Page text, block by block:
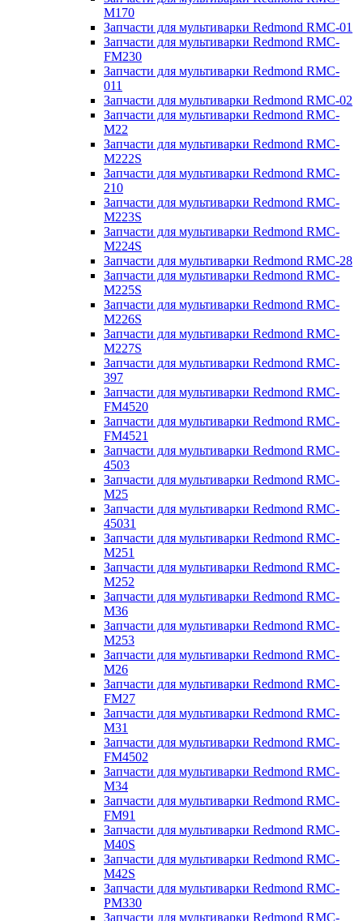
M170
Запчасти для мультиварки Redmond RMC-01
Запчасти для мультиварки Redmond RMC-
FM230
Запчасти для мультиварки Redmond RMC-
011
Запчасти для мультиварки Redmond RMC-02
Запчасти для мультиварки Redmond RMC-
M22
Запчасти для мультиварки Redmond RMC-
M222S
Запчасти для мультиварки Redmond RMC-
210
Запчасти для мультиварки Redmond RMC-
M223S
Запчасти для мультиварки Redmond RMC-
M224S
Запчасти для мультиварки Redmond RMC-28
Запчасти для мультиварки Redmond RMC-
M225S
Запчасти для мультиварки Redmond RMC-
M226S
Запчасти для мультиварки Redmond RMC-
M227S
Запчасти для мультиварки Redmond RMC-
397
Запчасти для мультиварки Redmond RMC-
FM4520
Запчасти для мультиварки Redmond RMC-
FM4521
Запчасти для мультиварки Redmond RMC-
4503
Запчасти для мультиварки Redmond RMC-
M25
Запчасти для мультиварки Redmond RMC-
45031
Запчасти для мультиварки Redmond RMC-
M251
Запчасти для мультиварки Redmond RMC-
M252
Запчасти для мультиварки Redmond RMC-
M36
Запчасти для мультиварки Redmond RMC-
M253
Запчасти для мультиварки Redmond RMC-
M26
Запчасти для мультиварки Redmond RMC-
FM27
Запчасти для мультиварки Redmond RMC-
M31
Запчасти для мультиварки Redmond RMC-
FM4502
Запчасти для мультиварки Redmond RMC-
M34
Запчасти для мультиварки Redmond RMC-
FM91
Запчасти для мультиварки Redmond RMC-
M40S
Запчасти для мультиварки Redmond RMC-
M42S
Запчасти для мультиварки Redmond RMC-
PM330
Запчасти для мультиварки Redmond RMC-